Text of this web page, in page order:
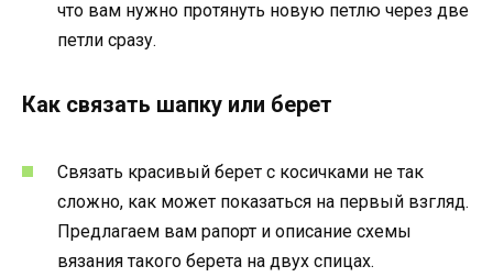
что вам нужно протянуть новую петлю через две
петли сразу.
Как связать шапку или берет
Связать красивый берет с косичками не так
сложно, как может показаться на первый взгляд.
Предлагаем вам рапорт и описание схемы
вязания такого берета на двух спицах.